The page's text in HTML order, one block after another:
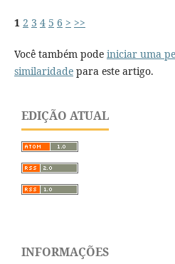
1 2 3 4 5 6 > >>
Você também pode iniciar uma
similaridadepara este artigo.
EDIÇÃO ATUAL
INFORMAÇÕES